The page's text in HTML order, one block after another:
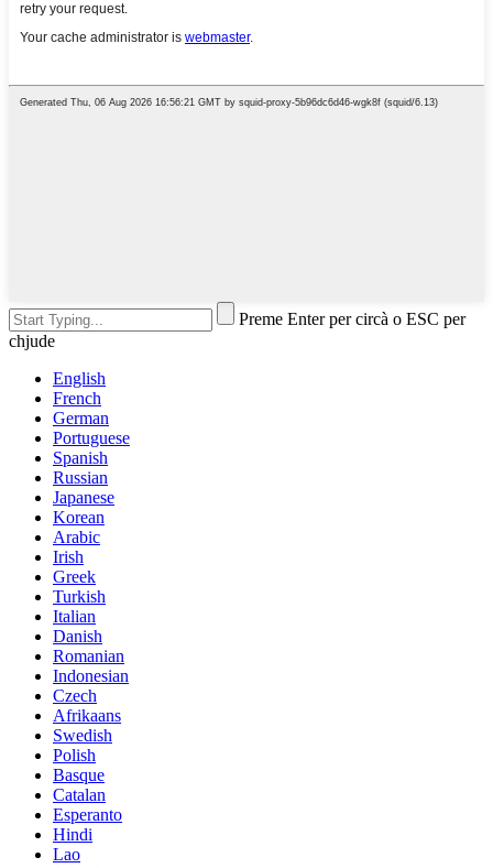
Preme Enter per circà o ESC per
chjude
English
French
German
Portuguese
Spanish
Russian
Japanese
Korean
Arabic
Irish
Greek
Turkish
Italian
Danish
Romanian
Indonesian
Czech
Afrikaans
Swedish
Polish
Basque
Catalan
Esperanto
Hindi
Lao